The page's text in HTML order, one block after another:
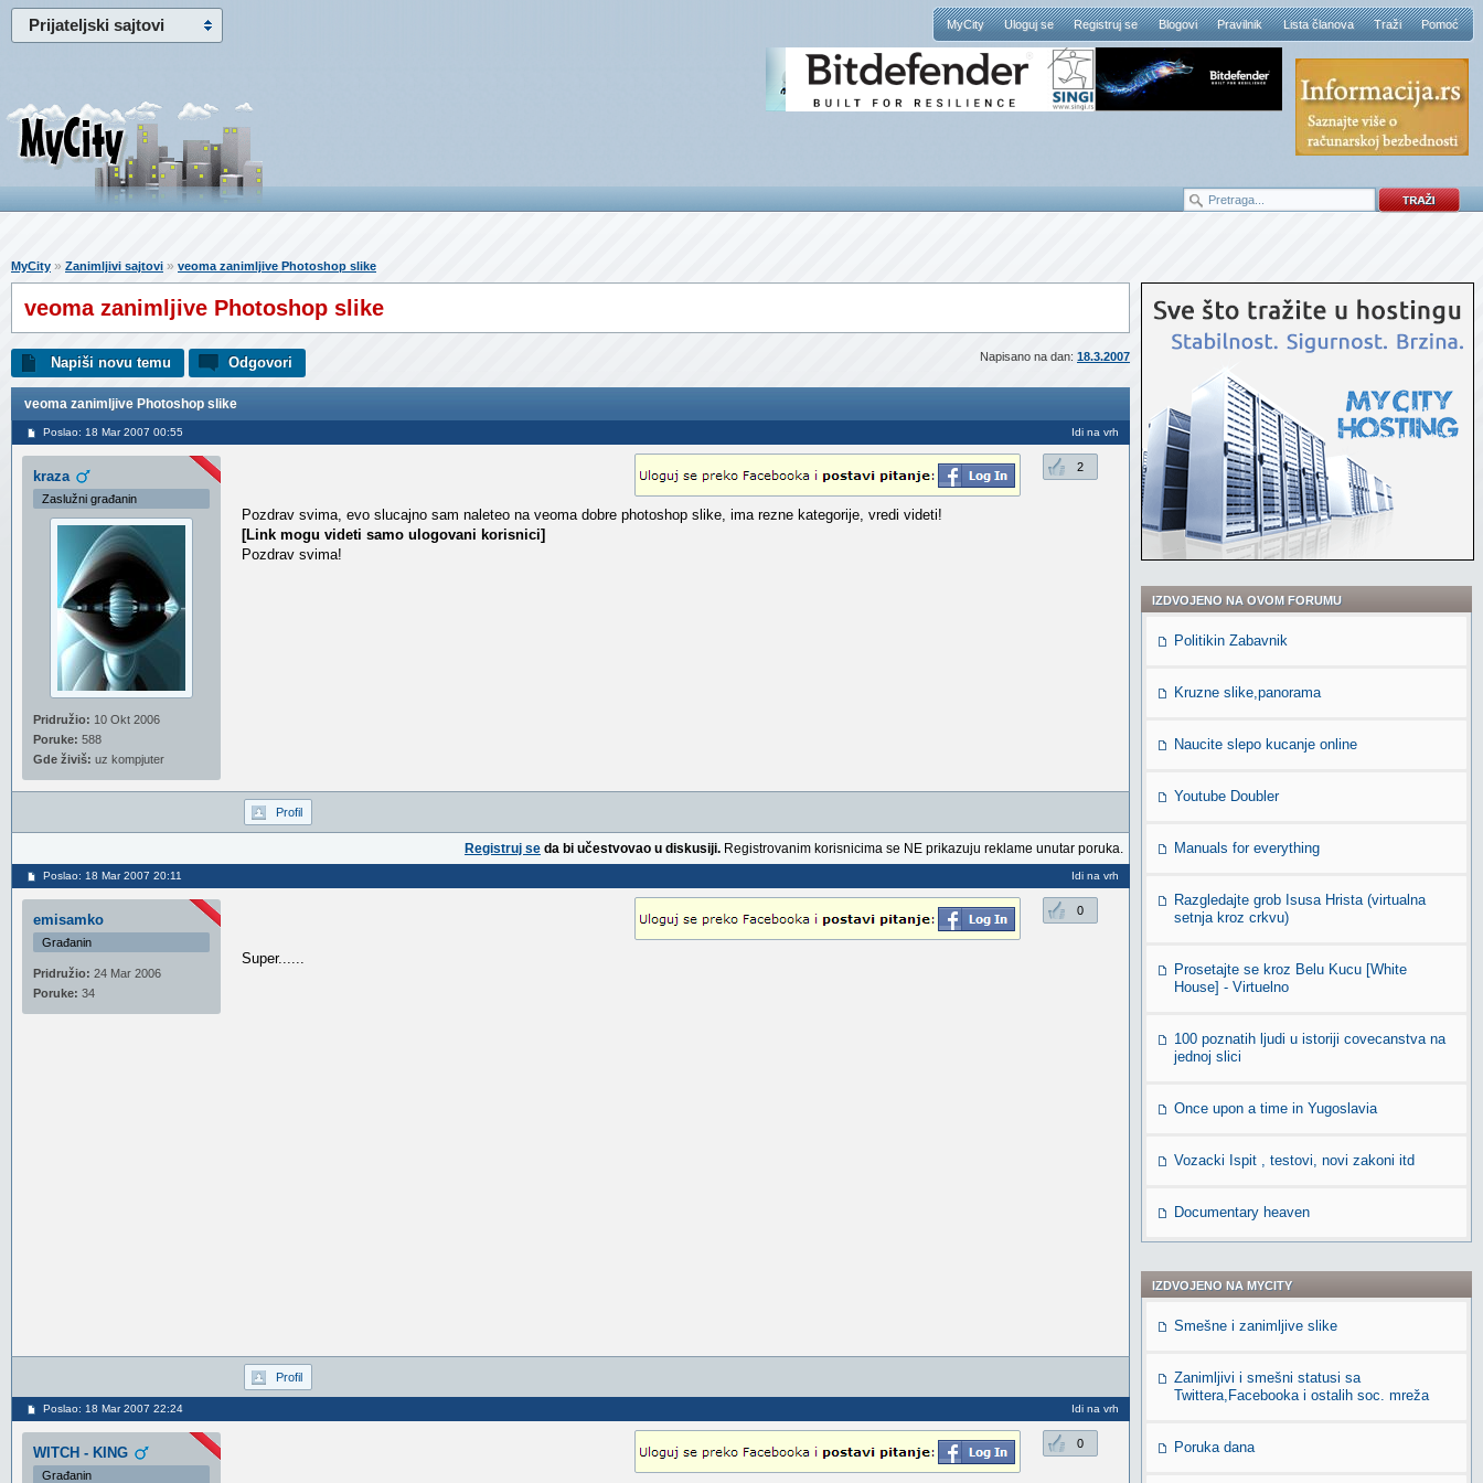
Prijateljski sajtovi MyCity Uloguj se Registruj se Blogovi Pravilnik Lista članova Traži Pomoć
MyCity » Zanimljivi sajtovi » veoma zanimljive Photoshop slike
veoma zanimljive Photoshop slike
Napisano na dan: 18.3.2007
Napiši novu temu Odgovori
veoma zanimljive Photoshop slike
Poslao: 18 Mar 2007 00:55 Idi na vrh
kraza
Zaslužni građanin
Pridružio: 10 Okt 2006
Poruke: 588
Gde živiš: uz kompjuter
2
Pozdrav svima, evo slucajno sam naleteo na veoma dobre photoshop slike, ima rezne kategorije, vredi videti!
[Link mogu videti samo ulogovani korisnici]
Pozdrav svima!
Profil
Registruj se da bi učestvovao u diskusiji. Registrovanim korisnicima se NE prikazuju reklame unutar poruka.
Poslao: 18 Mar 2007 20:11 Idi na vrh
emisamko
Građanin
Pridružio: 24 Mar 2006
Poruke: 34
0
Super......
Profil
Poslao: 18 Mar 2007 22:24 Idi na vrh
WITCH - KING
Građanin
0
IZDVOJENO NA OVOM FORUMU
Politikin Zabavnik
Kruzne slike,panorama
Naucite slepo kucanje online
Youtube Doubler
Manuals for everything
Razgledajte grob Isusa Hrista (virtualna
setnja kroz crkvu)
Prosetajte se kroz Belu Kucu [White
House] - Virtuelno
100 poznatih ljudi u istoriji covecanstva na
jednoj slici
Once upon a time in Yugoslavia
Vozacki Ispit , testovi, novi zakoni itd
Documentary heaven
IZDVOJENO NA MYCITY
Smešne i zanimljive slike
Zanimljivi i smešni statusi sa
Twittera,Facebooka i ostalih soc. mreža
Poruka dana